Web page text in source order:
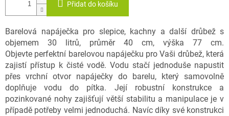
Přidat do košíku
Barelová napáječka pro slepice, kachny a další drůbež s
objemem 30 litrů, průměr 40 cm, výška 77 cm.
Objevte perfektní barelovou napáječku pro Vaši drůbež, která
zajistí přístup k čisté vodě. Vodu stačí jednoduše napustit
přes vrchní otvor napáječky do barelu, který samovolně
doplňuje vodu do pítka. Její robustní konstrukce a
pozinkované nohy zajišťují větší stabilitu a manipulace je v
případě potřeby velmi jednoduchá. Navíc díky své konstrukci